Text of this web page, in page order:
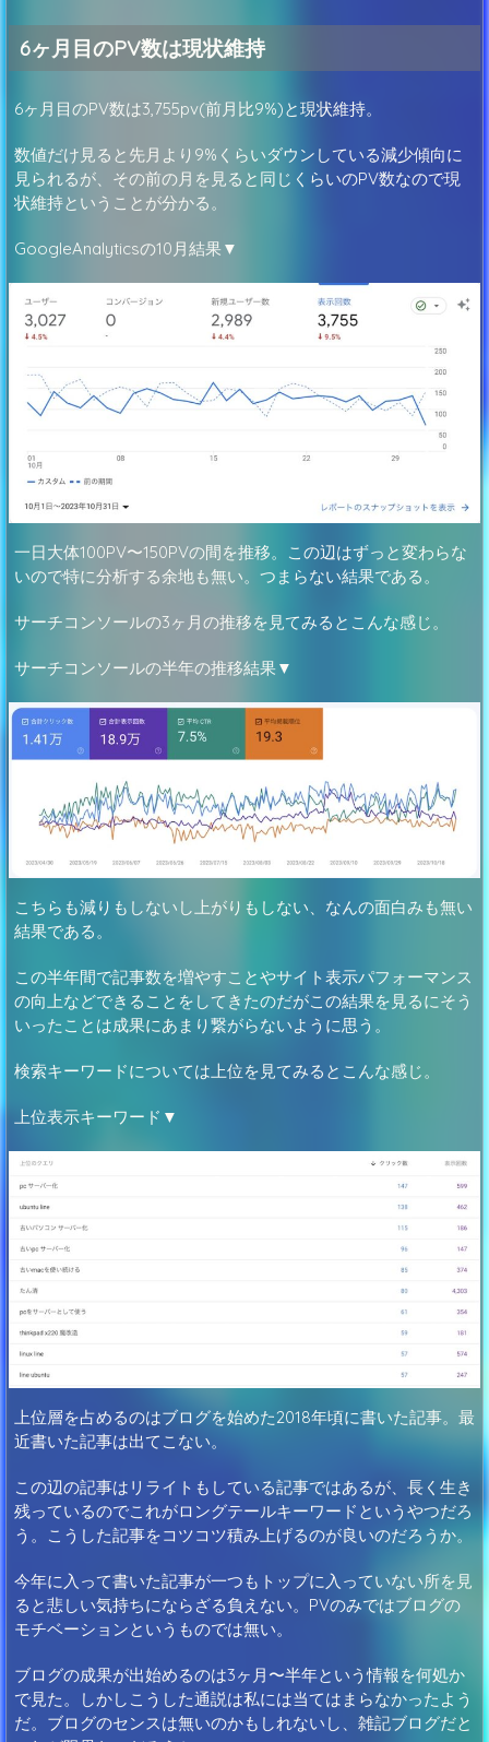
6ヶ月目のPV数は現状維持
6ヶ月目のPV数は3,755pv(前月比9%)と現状維持。
数値だけ見ると先月より9%くらいダウンしている減少傾向に
見られるが、その前の月を見ると同じくらいのPV数なので現
状維持ということが分かる。
GoogleAnalyticsの10月結果▼
一日大体100PV〜150PVの間を推移。この辺はずっと変わらな
いので特に分析する余地も無い。つまらない結果である。
サーチコンソールの3ヶ月の推移を見てみるとこんな感じ。
サーチコンソールの半年の推移結果▼
こちらも減りもしないし上がりもしない、なんの面白みも無い
結果である。
この半年間で記事数を増やすことやサイト表示パフォーマンス
の向上などできることをしてきたのだがこの結果を見るにそう
いったことは成果にあまり繋がらないように思う。
検索キーワードについては上位を見てみるとこんな感じ。
上位表示キーワード▼
上位層を占めるのはブログを始めた2018年頃に書いた記事。最
近書いた記事は出てこない。
この辺の記事はリライトもしている記事ではあるが、長く生き
残っているのでこれがロングテールキーワードというやつだろ
う。こうした記事をコツコツ積み上げるのが良いのだろうか。
今年に入って書いた記事が一つもトップに入っていない所を見
ると悲しい気持ちにならざる負えない。PVのみではブログの
モチベーションというものでは無い。
ブログの成果が出始めるのは3ヶ月〜半年という情報を何処か
で見た。しかしこうした通説は私には当てはまらなかったよう
だ。ブログのセンスは無いのかもしれないし、雑記ブログだと